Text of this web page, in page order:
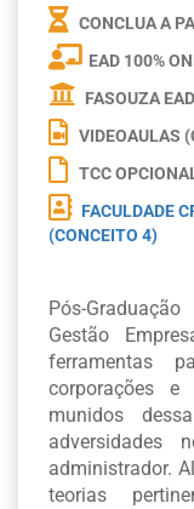
CONCLUA A
EAD 100%
FASOUZA EAD
VIDEOAULAS
TCC
FACULDADE
(CONCEITO 4)
Pós-
Gestão
ferramentas
corporações
munidos
administrador.
teorias